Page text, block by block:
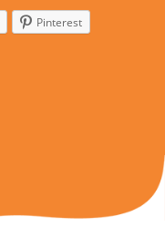
Pinterest